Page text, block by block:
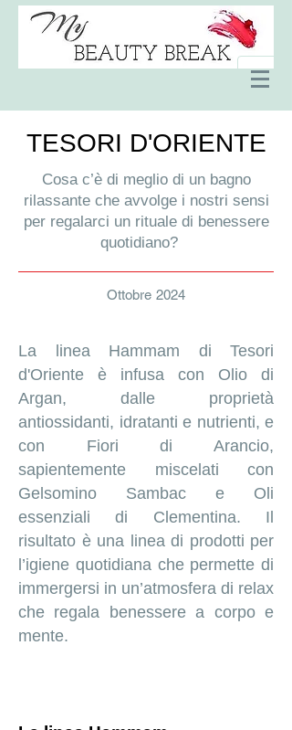
TESORI D'ORIENTE
Cosa c’è di meglio di un bagno
rilassante che avvolge i nostri sensi
per regalarci un rituale di benessere
quotidiano?
Ottobre 2024
La linea Hammam di Tesori
d'Oriente è infusa con Olio di
Argan, dalle proprietà
antiossidanti, idratanti e nutrienti, e
con Fiori di Arancio,
sapientemente miscelati con
Gelsomino Sambac e Oli
essenziali di Clementina. Il
risultato è una linea di prodotti per
l’igiene quotidiana che permette di
immergersi in un’atmosfera di relax
che regala benessere a corpo e
mente.